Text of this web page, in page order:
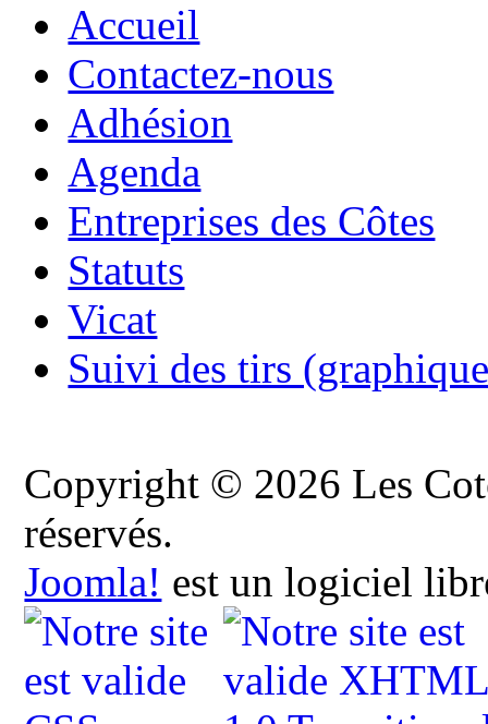
Accueil
Contactez-nous
Adhésion
Agenda
Entreprises des Côtes
Statuts
Vicat
Suivi des tirs
Copyright © 2026 Les
réservés.
Joomla! est un logiciel